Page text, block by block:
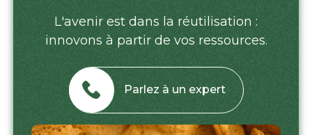
L'avenir est dans la réutilisation :
innovons à partir de vos ressources.
Parlez à un expert